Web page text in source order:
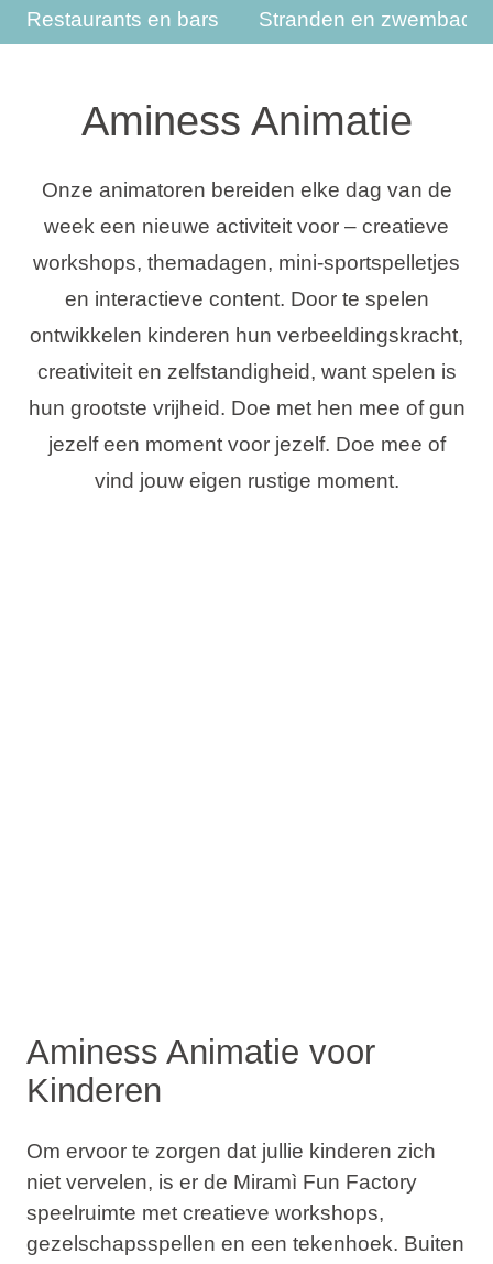
Blogi
Restaurants en bars Stranden en
Aminess Animatie
Onze animatoren bereiden elke dag van de
week een nieuwe activiteit voor – creatieve
workshops, themadagen, mini-sportspelletjes
en interactieve content. Door te spelen
ontwikkelen kinderen hun verbeeldingskracht,
creativiteit en zelfstandigheid, want spelen is
hun grootste vrijheid. Doe met hen mee of gun
jezelf een moment voor jezelf. Doe mee of
vind jouw eigen rustige moment.
Aminess Animatie voor
Kinderen
Om ervoor te zorgen dat jullie kinderen zich
niet vervelen, is er de Miramì Fun Factory
speelruimte met creatieve workshops,
gezelschapsspellen en een tekenhoek. Buiten